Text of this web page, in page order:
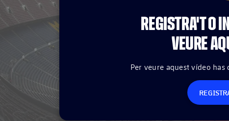
REGISTRA'T O
VEURE
Per veure aquest vídeo